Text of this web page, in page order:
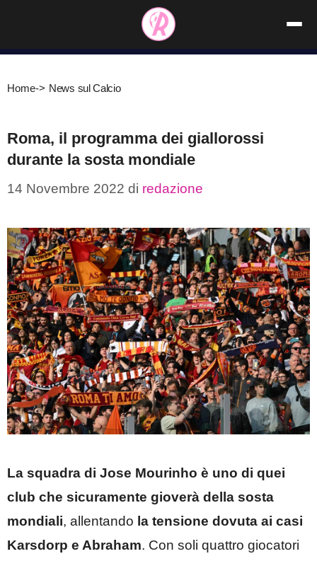
contenuto
Home-> News sul Calcio
Roma, il programma dei giallorossi
durante la sosta mondiale
14 Novembre 2022 di redazione
La squadra di Jose Mourinho è uno di quei
club che sicuramente gioverà della sosta
mondiali, allentando la tensione dovuta ai casi
Karsdorp e Abraham. Con soli quattro giocatori